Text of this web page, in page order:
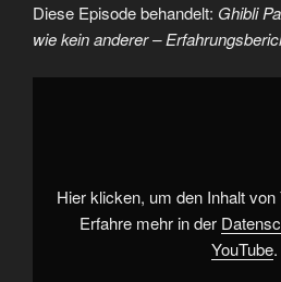
Diese Episode behandelt: Ghibli
wie kein anderer –
„Ghibli
anderer
Erfahrungsbericht
Hier klicken, um den Inhalt von
Erfahre mehr in der
YouTube.